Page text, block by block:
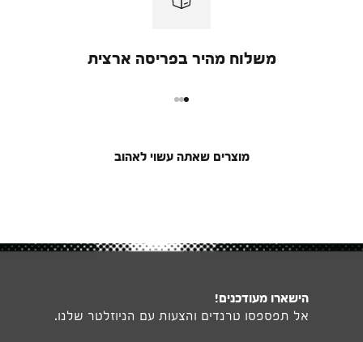
משלוח מהיר בפריסה ארצית
מוצרים שאתה עשוי לאהוב
הישארו מעודכנים!
אל תפספסו טרנדים והצעות עם הניוזלטר שלנו.